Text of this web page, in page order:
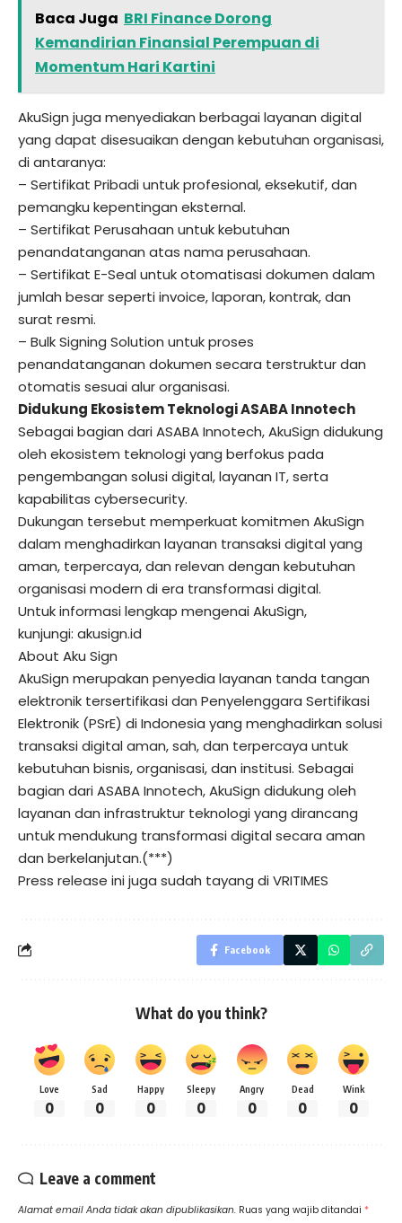
Baca Juga BRI Finance Dorong
Kemandirian Finansial Perempuan di
Momentum Hari Kartini
AkuSign juga menyediakan berbagai layanan digital
yang dapat disesuaikan dengan kebutuhan organisasi,
di antaranya:
– Sertifikat Pribadi untuk profesional, eksekutif, dan
pemangku kepentingan eksternal.
– Sertifikat Perusahaan untuk kebutuhan
penandatanganan atas nama perusahaan.
– Sertifikat E-Seal untuk otomatisasi dokumen dalam
jumlah besar seperti invoice, laporan, kontrak, dan
surat resmi.
– Bulk Signing Solution untuk proses
penandatanganan dokumen secara terstruktur dan
otomatis sesuai alur organisasi.
Didukung Ekosistem Teknologi ASABA Innotech
Sebagai bagian dari ASABA Innotech,AkuSign didukung
oleh ekosistem teknologi yang berfokus pada
pengembangan solusi digital, layanan IT, serta
kapabilitas cybersecurity.
Dukungan tersebut memperkuat komitmen AkuSign
dalam menghadirkan layanan transaksi digital yang
aman, terpercaya, dan relevan dengan kebutuhan
organisasi modern di era transformasi digital.
Untuk informasi lengkap mengenai AkuSign,
kunjungi: akusign.id
About Aku Sign
AkuSign merupakan penyedia layanan tanda tangan
elektronik tersertifikasi dan Penyelenggara Sertifikasi
Elektronik (PSrE) di Indonesia yang menghadirkan solusi
transaksi digital aman, sah, dan terpercaya untuk
kebutuhan bisnis, organisasi, dan institusi. Sebagai
bagian dari ASABA Innotech, AkuSign didukung oleh
layanan dan infrastruktur teknologi yang dirancang
untuk mendukung transformasi digital secara aman
dan berkelanjutan.(***)
Press release ini juga sudah tayang diVRITIMES
Facebook
What do you think?
Love
0
Sad
0
Happy
0
Sleepy
0
Angry
0
Dead
0
Wink
0
Leave a comment
Alamat email Anda tidak akan dipublikasikan. Ruas yang wajib ditandai *